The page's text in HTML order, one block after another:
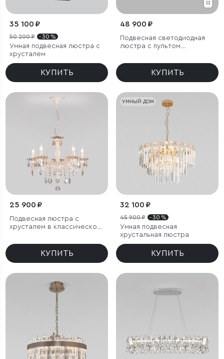
35 100 ₽
50 200 ₽ - 30 %
Умная подвесная люстра с
хрусталем
КУПИТЬ
48 900 ₽
Подвесная светодиодная
люстра с пультом
КУПИТЬ
25 900 ₽
Подвесная люстра с
хрусталем в классическом
КУПИТЬ
УМНЫЙ ДОМ
32 100 ₽
45 900 ₽ - 30 %
Умная подвесная
хрустальная люстра
КУПИТЬ